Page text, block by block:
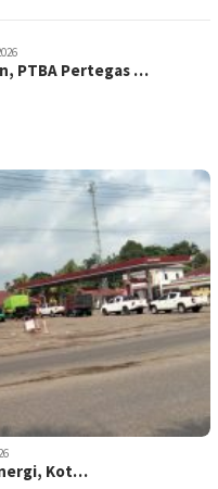
PTBA Pertegas …
Kot…